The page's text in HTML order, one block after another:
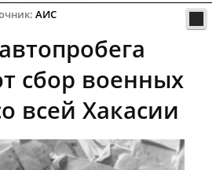
АИС
сбор военных
всей Хакасии